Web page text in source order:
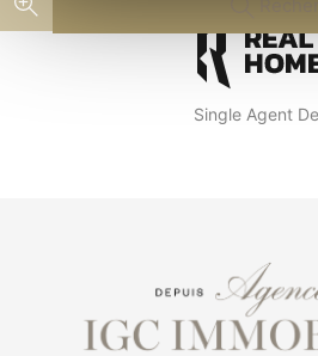
Ironwood
Par
admin4672
Publié en Sur24/06/
Single Agent